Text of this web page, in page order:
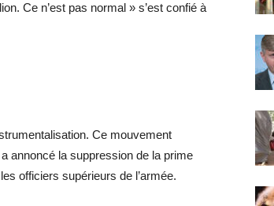
Ce n’est pas normal » s’est confié à
Ce mouvement
annoncé la suppression de la prime
officiers supérieurs de l’armée.